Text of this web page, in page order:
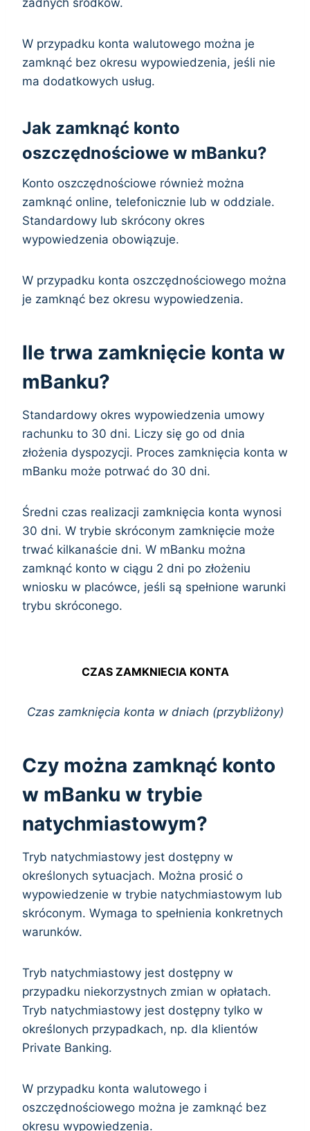
żadnych środków.
W przypadku konta walutowego można je
zamknąć bez okresu wypowiedzenia, jeśli nie
ma dodatkowych usług.
Jak zamknąć konto
oszczędnościowe w mBanku?
Konto oszczędnościowe również można
zamknąć online, telefonicznie lub w oddziale.
Standardowy lub skrócony okres
wypowiedzenia obowiązuje.
W przypadku konta oszczędnościowego można
je zamknąć bez okresu wypowiedzenia.
Ile trwa zamknięcie konta w
mBanku?
Standardowy okres wypowiedzenia umowy
rachunku to 30 dni. Liczy się go od dnia
złożenia dyspozycji. Proces zamknięcia konta w
mBanku może potrwać do 30 dni.
Średni czas realizacji zamknięcia konta wynosi
30 dni. W trybie skróconym zamknięcie może
trwać kilkanaście dni. W mBanku można
zamknąć konto w ciągu 2 dni po złożeniu
wniosku w placówce, jeśli są spełnione warunki
trybu skróconego.
CZAS ZAMKNIECIA KONTA
Czas zamknięcia konta w dniach (przybliżony)
Czy można zamknąć konto
w mBanku w trybie
natychmiastowym?
Tryb natychmiastowy jest dostępny w
określonych sytuacjach. Można prosić o
wypowiedzenie w trybie natychmiastowym lub
skróconym. Wymaga to spełnienia konkretnych
warunków.
Tryb natychmiastowy jest dostępny w
przypadku niekorzystnych zmian w opłatach.
Tryb natychmiastowy jest dostępny tylko w
określonych przypadkach, np. dla klientów
Private Banking.
W przypadku konta walutowego i
oszczędnościowego można je zamknąć bez
okresu wypowiedzenia.